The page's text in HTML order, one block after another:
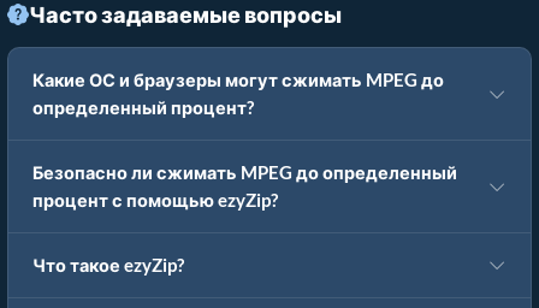
Часто задаваемые вопросы
Какие ОС и браузеры могут сжимать MPEG до
определенный процент?
Безопасно ли сжимать MPEG до определенный
процент с помощью ezyZip?
Что такое ezyZip?